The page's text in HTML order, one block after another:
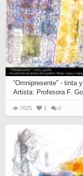
“Omnipresente” - tinta
Artista: Profesora F.
7625 1 0